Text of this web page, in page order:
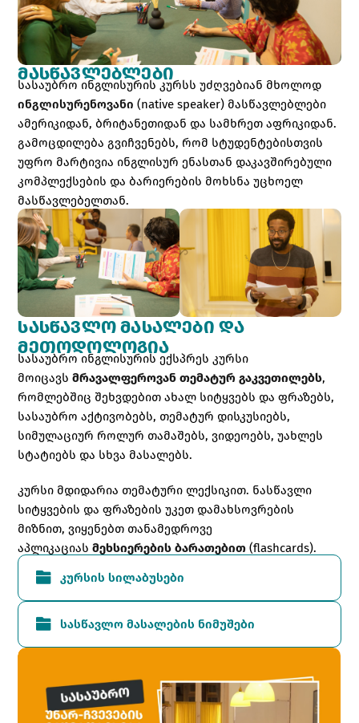
ᲛᲐᲡᲬᲐᲕᲚᲔᲑᲚᲔᲑᲘ
სასაუბრო ინგლისურის კურსს უძღვებიან მხოლოდ
ინგლისურენოვანი(native speaker) მასწავლებლები
ამერიკიდან, ბრიტანეთიდან და სამხრეთ აფრიკიდან.
გამოცდილება გვიჩვენებს, რომ სტუდენტებისთვის
უფრო მარტივია ინგლისურ ენასთან დაკავშირებული
კომპლექსების და ბარიერების მოხსნა უცხოელ
მასწავლებელთან.
ᲡᲐᲡᲬᲐᲕᲚᲝ ᲛᲐᲡᲐᲚᲔᲑᲘ ᲓᲐ
ᲛᲔᲗᲝᲓᲝᲚᲝᲒᲘᲐ​
სასაუბრო ინგლისურის ექსპრეს კურსი
მოიცავსმრავალფეროვან თემატურ გაკვეთილებს,
რომლებშიც შეხვდებით ახალ სიტყვებს და ფრაზებს,
სასაუბრო აქტივობებს, თემატურ დისკუსიებს,
სიმულაციურ როლურ თამაშებს, ვიდეოებს, უახლეს
სტატიებს და სხვა მასალებს.
კურსი მდიდარია თემატური ლექსიკით. ნასწავლი
სიტყვების და ფრაზების უკეთ დამახსოვრების
მიზნით, ვიყენებთ თანამედროვე
აპლიკაციასმეხსიერების ბარათებით (flashcards).
კურსის სილაბუსები
სასწავლო მასალების ნიმუშები